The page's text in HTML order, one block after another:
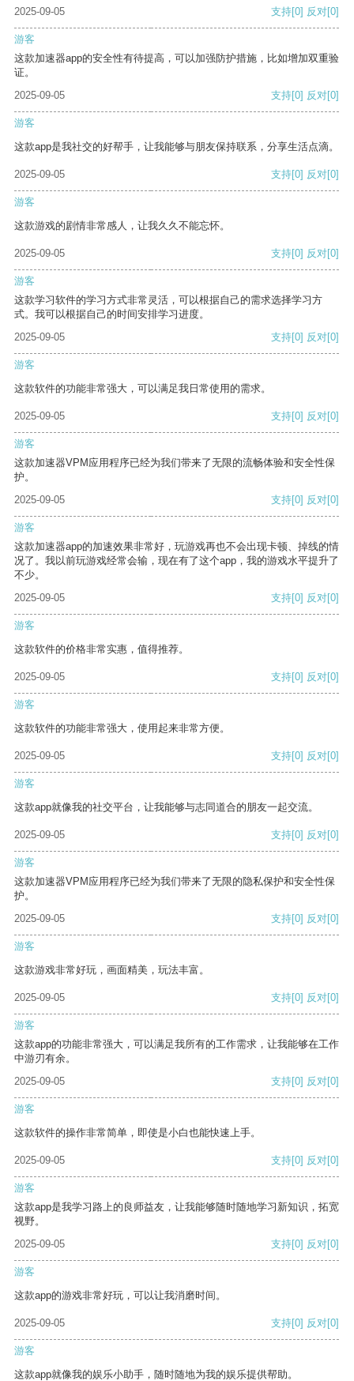
2025-09-05 支持[0] 反对[0]
游客
这款加速器app的安全性有待提高，可以加强防护措施，比如增加双重验
证。
2025-09-05
支持[0] 反对[0]
游客
这款app是我社交的好帮手，让我能够与朋友保持联系，分享生活点滴。
2025-09-05 支持[0] 反对[0]
游客
这款游戏的剧情非常感人，让我久久不能忘怀。
2025-09-05 支持[0] 反对[0]
游客
这款学习软件的学习方式非常灵活，可以根据自己的需求选择学习方
式。我可以根据自己的时间安排学习进度。
2025-09-05
支持[0] 反对[0]
游客
这款软件的功能非常强大，可以满足我日常使用的需求。
2025-09-05 支持[0] 反对[0]
游客
这款加速器VPM应用程序已经为我们带来了无限的流畅体验和安全性保
护。
2025-09-05
支持[0] 反对[0]
游客
这款加速器app的加速效果非常好，玩游戏再也不会出现卡顿、掉线的情
况了。我以前玩游戏经常会输，现在有了这个app，我的游戏水平提升了
不少。
2025-09-05
支持[0] 反对[0]
游客
这款软件的价格非常实惠，值得推荐。
2025-09-05 支持[0] 反对[0]
游客
这款软件的功能非常强大，使用起来非常方便。
2025-09-05 支持[0] 反对[0]
游客
这款app就像我的社交平台，让我能够与志同道合的朋友一起交流。
2025-09-05 支持[0] 反对[0]
游客
这款加速器VPM应用程序已经为我们带来了无限的隐私保护和安全性保
护。
2025-09-05
支持[0] 反对[0]
游客
这款游戏非常好玩，画面精美，玩法丰富。
2025-09-05 支持[0] 反对[0]
游客
这款app的功能非常强大，可以满足我所有的工作需求，让我能够在工作
中游刃有余。
2025-09-05
支持[0] 反对[0]
游客
这款软件的操作非常简单，即使是小白也能快速上手。
2025-09-05 支持[0] 反对[0]
游客
这款app是我学习路上的良师益友，让我能够随时随地学习新知识，拓宽
视野。
2025-09-05
支持[0] 反对[0]
游客
这款app的游戏非常好玩，可以让我消磨时间。
2025-09-05 支持[0] 反对[0]
游客
这款app就像我的娱乐小助手，随时随地为我的娱乐提供帮助。